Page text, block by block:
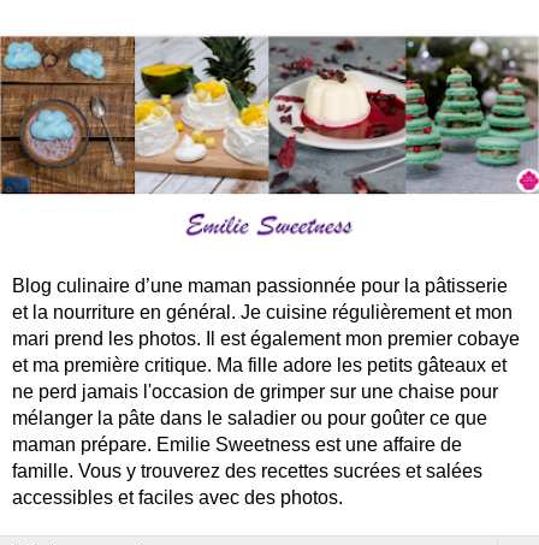
Blog culinaire d’une maman passionnée pour la pâtisserie
et la nourriture en général. Je cuisine régulièrement et mon
mari prend les photos. Il est également mon premier cobaye
et ma première critique. Ma fille adore les petits gâteaux et
ne perd jamais l'occasion de grimper sur une chaise pour
mélanger la pâte dans le saladier ou pour goûter ce que
maman prépare. Emilie Sweetness est une affaire de
famille. Vous y trouverez des recettes sucrées et salées
accessibles et faciles avec des photos.